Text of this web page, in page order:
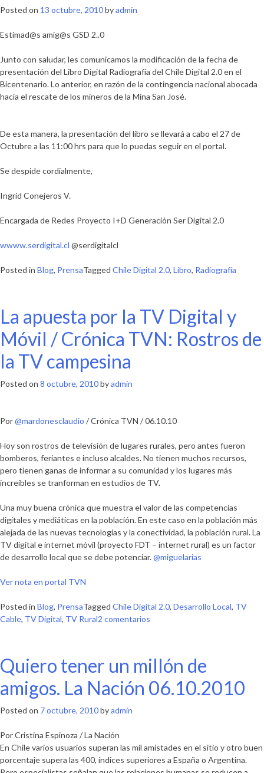
Posted on 13 octubre, 2010byadmin
Estimad@s amig@s GSD 2..0
Junto con saludar, les comunicamos la modificación de la fecha de
presentación del Libro Digital Radiografía del Chile Digital 2.0 en el
Bicentenario. Lo anterior, en razón de la contingencia nacional abocada
hacia el rescate de los mineros de la Mina San José.
De esta manera, la presentación del libro se llevará a cabo el 27 de
Octubre a las 11:00 hrs para que lo puedas seguir en el portal.
Se despide cordialmente,
Ingrid Conejeros V.
Encargada de Redes Proyecto I+D Generación Ser Digital 2.0
wwww.serdigital.cl @serdigitalcl
Posted in Blog, PrensaTagged Chile Digital 2.0, Libro, Radiografía
La apuesta por la TV Digital y
Móvil / Crónica TVN: Rostros de
la TV campesina
Posted on 8 octubre, 2010byadmin
Por@mardonesclaudio / Crónica TVN / 06.10.10
Hoy son rostros de televisión de lugares rurales, pero antes fueron
bomberos, feriantes e incluso alcaldes. No tienen muchos recursos,
pero tienen ganas de informar a su comunidad y los lugares más
increíbles se tranforman en estudios de TV.
Una muy buena crónica que muestra el valor de las competencias
digitales y mediáticas en la población. En este caso en la población más
alejada de las nuevas tecnologías y la conectividad, la población rural. La
TV digital e internet móvil (proyecto FDT – internet rural) es un factor
de desarrollo local que se debe potenciar.@miguelarias
Ver nota en portal TVN
Posted in Blog, PrensaTagged Chile Digital 2.0, Desarrollo Local, TV
Cable, TV Digital, TV Rural2 comentarios
TV
Digital
Quiero tener un millón de
amigos. La Nación 06.10.2010
Posted on 7 octubre, 2010byadmin
Por Cristina Espinoza / La Nación
En Chile varios usuarios superan las mil amistades en el sitio y otro buen
porcentaje supera las 400, índices superiores a España o Argentina.